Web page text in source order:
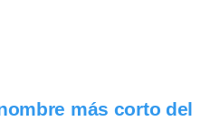
más corto del